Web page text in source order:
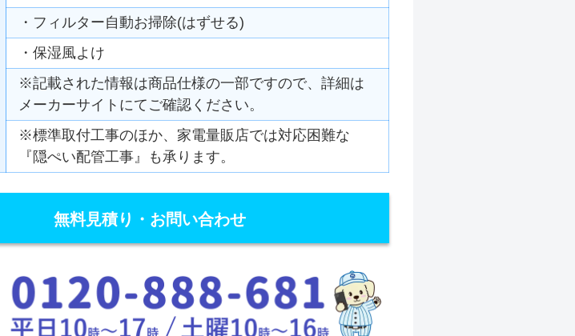
・フィルター自動お掃除(はずせる)
・保湿風よけ
※記載された情報は商品仕様の一部ですので、詳細は
メーカーサイトにてご確認ください。
※標準取付工事のほか、家電量販店では対応困難な
『隠ぺい配管工事』も承ります。
無料見積り・お問い合わせ